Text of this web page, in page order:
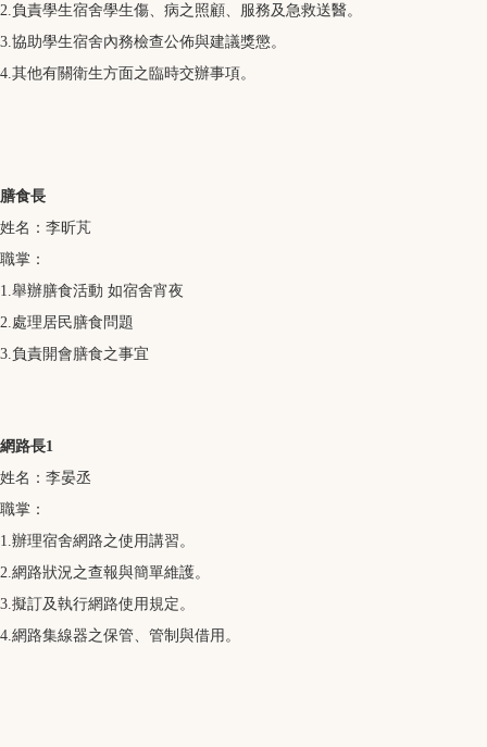
2.負責學生宿舍學生傷、病之照顧、服務及急救送醫。
3.協助學生宿舍內務檢查公佈與建議獎懲。
4.其他有關衛生方面之臨時交辦事項。
膳食長
姓名：李昕芃
職掌：
1.舉辦膳食活動 如宿舍宵夜
2.處理居民膳食問題
3.負責開會膳食之事宜
網路長1
姓名：李晏丞
職掌：
1.辦理宿舍網路之使用講習。
2.網路狀況之查報與簡單維護。
3.擬訂及執行網路使用規定。
4.網路集線器之保管、管制與借用。